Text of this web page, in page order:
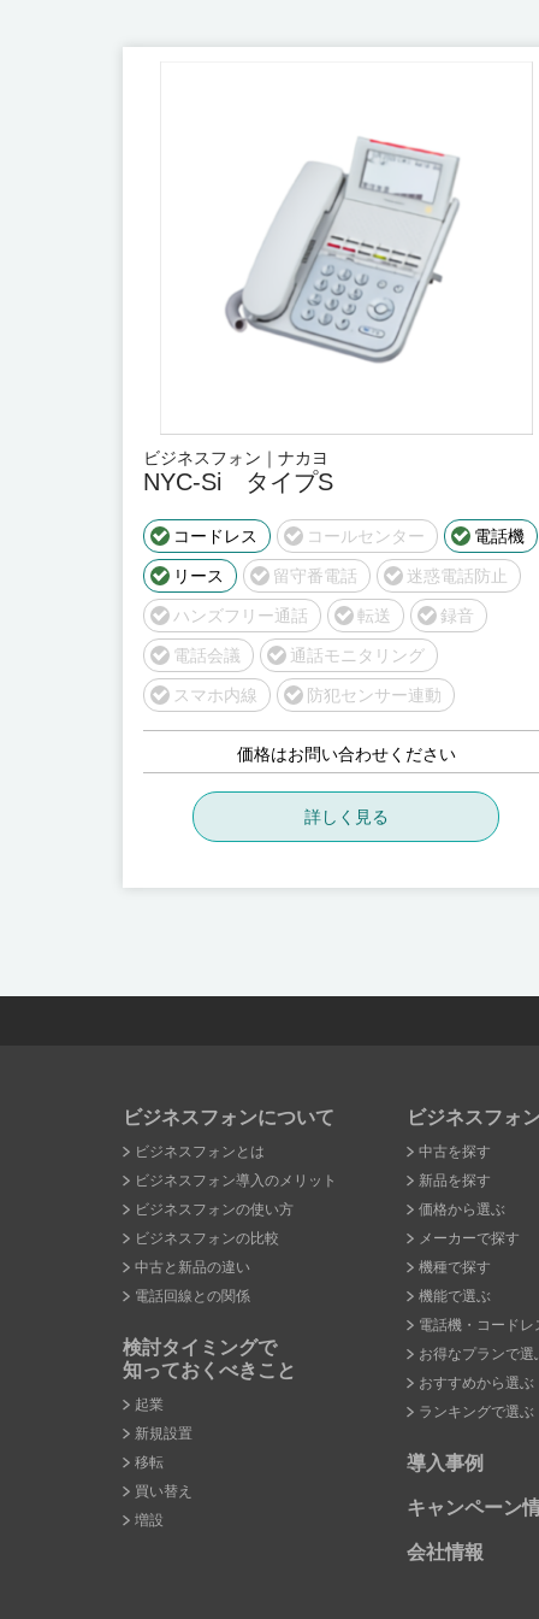
ビジネスフォン｜ナカヨ
NYC-Si タイプS
コードレス コールセンター 電話機
リース 留守番電話 迷惑電話防止
ハンズフリー通話 転送 録音
電話会議 通話モニタリング
スマホ内線 防犯センサー連動
価格はお問い合わせください
詳しく見る
ビジネスフォンについて
ビジネスフォンとは
ビジネスフォン導入のメリット
ビジネスフォンの使い方
ビジネスフォンの比較
中古と新品の違い
電話回線との関係
検討タイミングで
知っておくべきこと
起業
新規設置
移転
買い替え
増設
ビジネスフォ
中古を探す
新品を探す
価格から選ぶ
メーカーで探す
機種で探す
機能で選ぶ
電話機・コードレ
お得なプランで選
おすすめから選ぶ
ランキングで選ぶ
導入事例
キャンペーン
会社情報